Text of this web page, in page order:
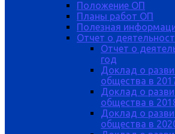
Положение ОП
Планы работ ОП
Полезная
Отчет о
Отчет о
год
Доклад о
общества в
Доклад о
общества в
Доклад о
общества в